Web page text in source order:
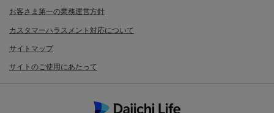
お客さま第一の業務運営方針
カスタマーハラスメント対応について
サイトマップ
サイトのご使用にあたって